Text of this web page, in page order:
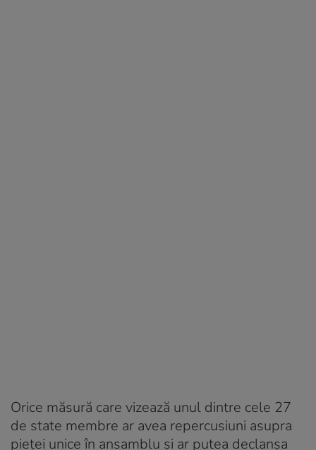
Orice măsură care vizează unul dintre cele 27
de state membre ar avea repercusiuni asupra
pieței unice în ansamblu și ar putea declanșa